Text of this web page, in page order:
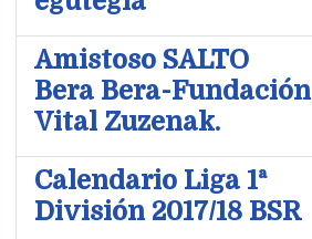
Amistoso SALTO
Bera Bera-Fundación
Vital Zuzenak.
Calendario Liga 1ª
División 2017/18 BSR